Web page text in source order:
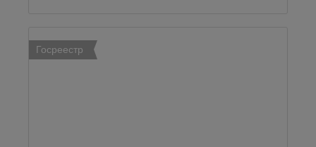
Госреестр